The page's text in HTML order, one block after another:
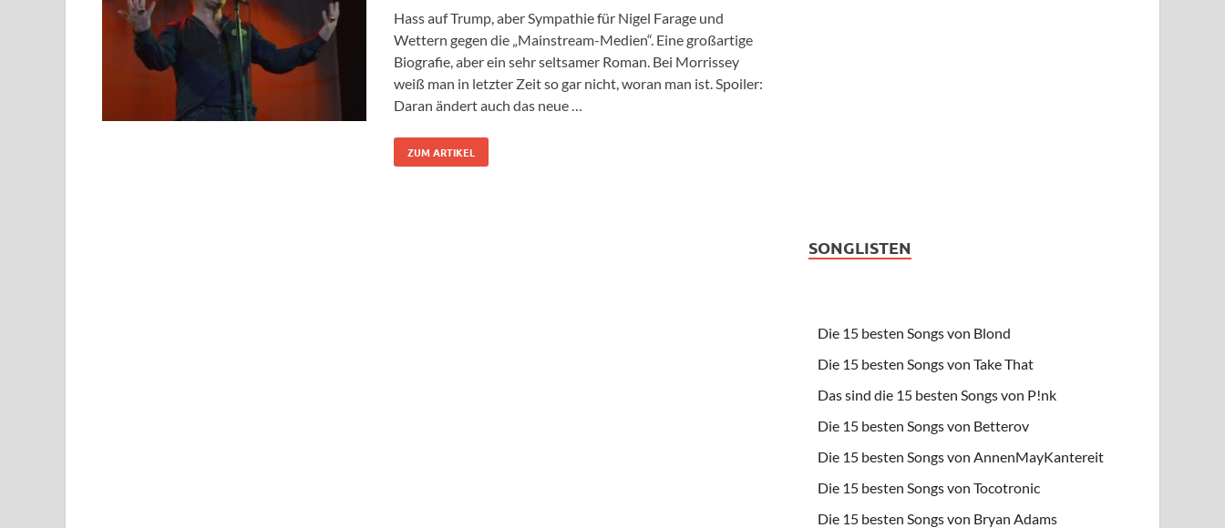
Hass auf Trump, aber Sympathie für Nigel Farage und
Wettern gegen die „Mainstream-Medien“. Eine großartige
Biografie, aber ein sehr seltsamer Roman. Bei Morrissey
weiß man in letzter Zeit so gar nicht, woran man ist. Spoiler:
Daran ändert auch das neue …
ZUM ARTIKEL
SONGLISTEN
Die 15 besten Songs von Blond
Die 15 besten Songs von Take That
Das sind die 15 besten Songs von P!nk
Die 15 besten Songs von Betterov
Die 15 besten Songs von AnnenMayKantereit
Die 15 besten Songs von Tocotronic
Die 15 besten Songs von Bryan Adams